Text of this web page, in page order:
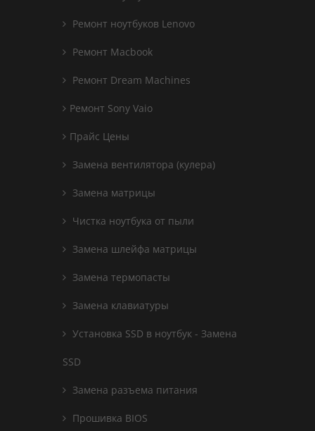
Ремонт ноутбуков Lenovo
Ремонт Macbook
Ремонт Dream Machines
Ремонт Sony Vaio
Прайс Цены
Замена вентилятора (кулера)
Замена матрицы
Чистка ноутбука от пыли
Замена шлейфа матрицы
Замена термопасты
Замена клавиатуры
Установка SSD в ноутбук - Замена
SSD
Замена разъема питания
Прошивка BIOS